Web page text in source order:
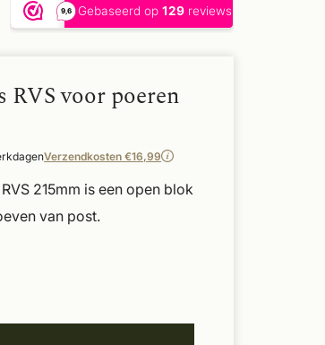
voor poeren
Verzendkosten €16,99
215mm is een open blok
van post.